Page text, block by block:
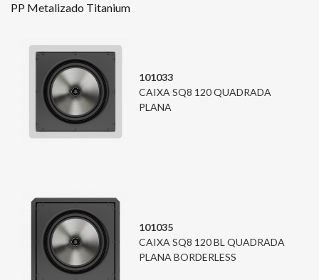
PP Metalizado Titanium
101033
CAIXA SQ8 120 QUADRADA
PLANA
101035
CAIXA SQ8 120 BL QUADRADA
PLANA BORDERLESS